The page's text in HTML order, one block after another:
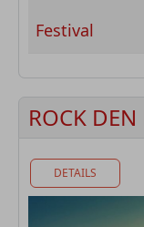
Festival
ROCK
DETAILS